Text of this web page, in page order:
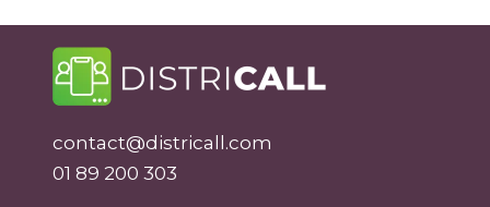
contact@districall.com
01 89 200 303